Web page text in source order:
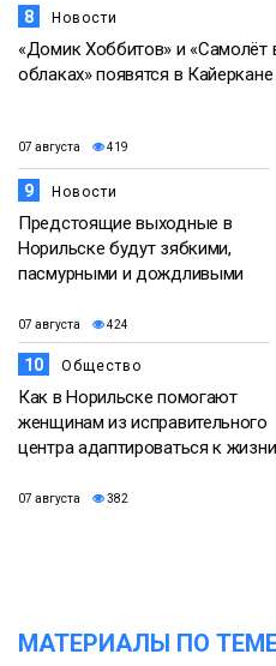
8 Новости
«Домик Хоббитов» и «Самолёт
облаках» появятся в Кайеркане
07 августа 419
9 Новости
Предстоящие выходные в
Норильске будут зябкими,
пасмурными и дождливыми
07 августа 424
10 Общество
Как в Норильске помогают
женщинам из исправительного
центра адаптироваться к жизни
07 августа 382
МАТЕРИАЛЫ ПО